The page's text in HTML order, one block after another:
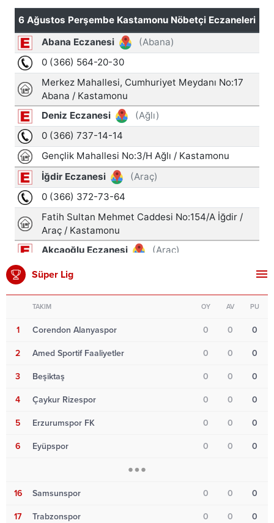
Süper Lig
TAKIM OY AV PU
1 Corendon Alanyaspor 0 0 0
2 Amed Sportif Faaliyetler 0 0 0
3 Beşiktaş 0 0 0
4 Çaykur Rizespor 0 0 0
5 Erzurumspor FK 0 0 0
6 Eyüpspor 0 0 0
16 Samsunspor 0 0 0
17 Trabzonspor 0 0 0